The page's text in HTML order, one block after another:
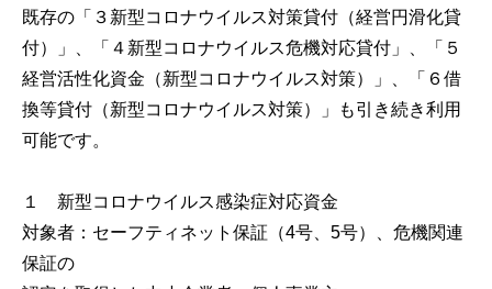
既存の「３新型コロナウイルス対策貸付（経営円滑化貸
付）」、「４新型コロナウイルス危機対応貸付」、「５
経営活性化資金（新型コロナウイルス対策）」、「６借
換等貸付（新型コロナウイルス対策）」も引き続き利用
可能です。
１ 新型コロナウイルス感染症対応資金
対象者：セーフティネット保証（4号、5号）、危機関連
保証の